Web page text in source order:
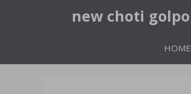
new choti golpo
HOME